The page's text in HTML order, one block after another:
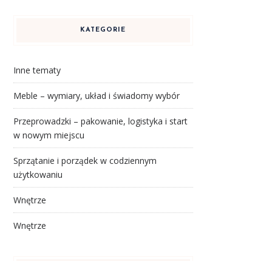
KATEGORIE
Inne tematy
Meble – wymiary, układ i świadomy wybór
Przeprowadzki – pakowanie, logistyka i start
w nowym miejscu
Sprzątanie i porządek w codziennym
użytkowaniu
Wnętrze
Wnętrze